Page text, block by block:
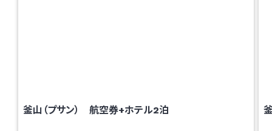
釜山（プサン） 航空券+ホテル2泊